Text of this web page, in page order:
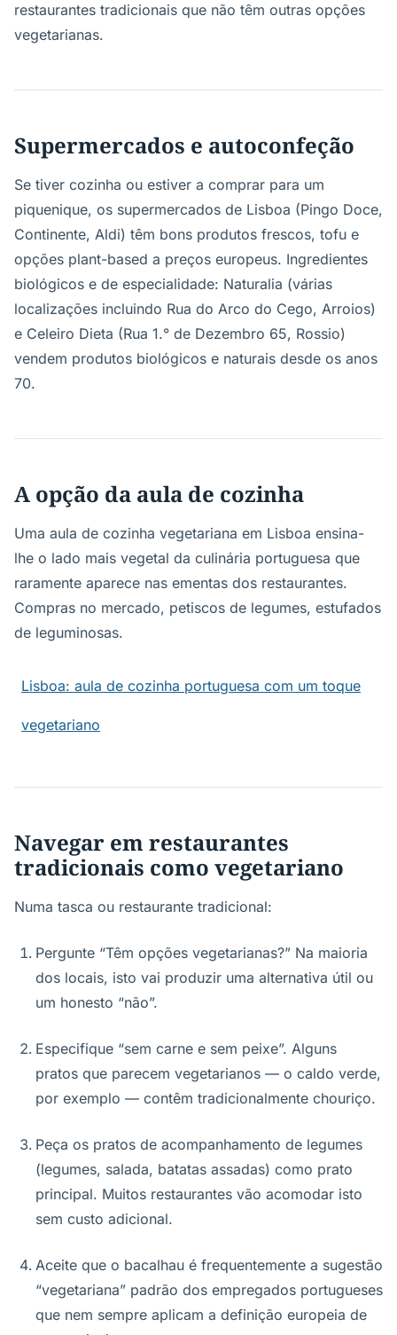
restaurantes tradicionais que não têm outras opções
vegetarianas.
Supermercados e autoconfeção
Se tiver cozinha ou estiver a comprar para um
piquenique, os supermercados de Lisboa (Pingo Doce,
Continente, Aldi) têm bons produtos frescos, tofu e
opções plant-based a preços europeus. Ingredientes
biológicos e de especialidade: Naturalia (várias
localizações incluindo Rua do Arco do Cego, Arroios)
e Celeiro Dieta (Rua 1.° de Dezembro 65, Rossio)
vendem produtos biológicos e naturais desde os anos
70.
A opção da aula de cozinha
Uma aula de cozinha vegetariana em Lisboa ensina-
lhe o lado mais vegetal da culinária portuguesa que
raramente aparece nas ementas dos restaurantes.
Compras no mercado, petiscos de legumes, estufados
de leguminosas.
Lisboa: aula de cozinha portuguesa com um toque
vegetariano
Navegar em restaurantes
tradicionais como vegetariano
Numa tasca ou restaurante tradicional:
Pergunte “Têm opções vegetarianas?” Na maioria
dos locais, isto vai produzir uma alternativa útil ou
um honesto “não”.
Especifique “sem carne e sem peixe”. Alguns
pratos que parecem vegetarianos — o caldo verde,
por exemplo — contêm tradicionalmente chouriço.
Peça os pratos de acompanhamento de legumes
(legumes, salada, batatas assadas) como prato
principal. Muitos restaurantes vão acomodar isto
sem custo adicional.
Aceite que o bacalhau é frequentemente a sugestão
“vegetariana” padrão dos empregados portugueses
que nem sempre aplicam a definição europeia de